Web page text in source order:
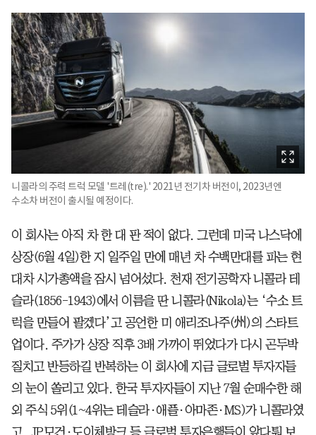
니콜라의 주력 트럭 모델 '트레(tre).' 2021년 전기차 버전이, 2023년엔
수소차 버전이 출시될 예정이다.
이 회사는 아직 차 한 대 판 적이 없다. 그런데 미국 나스닥에
상장(6월 4일)한 지 일주일 만에 매년 차 수백만대를 파는 현
대차 시가총액을 잠시 넘어섰다. 천재 전기공학자 니콜라 테
슬라(1856-1943)에서 이름을 딴 니콜라(Nikola)는 ‘수소 트
럭을 만들어 팔겠다’고 공언한 미 애리조나주(州)의 스타트
업이다. 주가가 상장 직후 3배 가까이 뛰었다가 다시 곤두박
질치고 반등하길 반복하는 이 회사에 지금 글로벌 투자자들
의 눈이 쏠리고 있다. 한국 투자자들이 지난 7월 순매수한 해
외 주식 5위(1~4위는 테슬라·애플·아마존·MS)가 니콜라였
고, JP모건·도이체방크 등 글로벌 투자은행들이 앞다퉈 보